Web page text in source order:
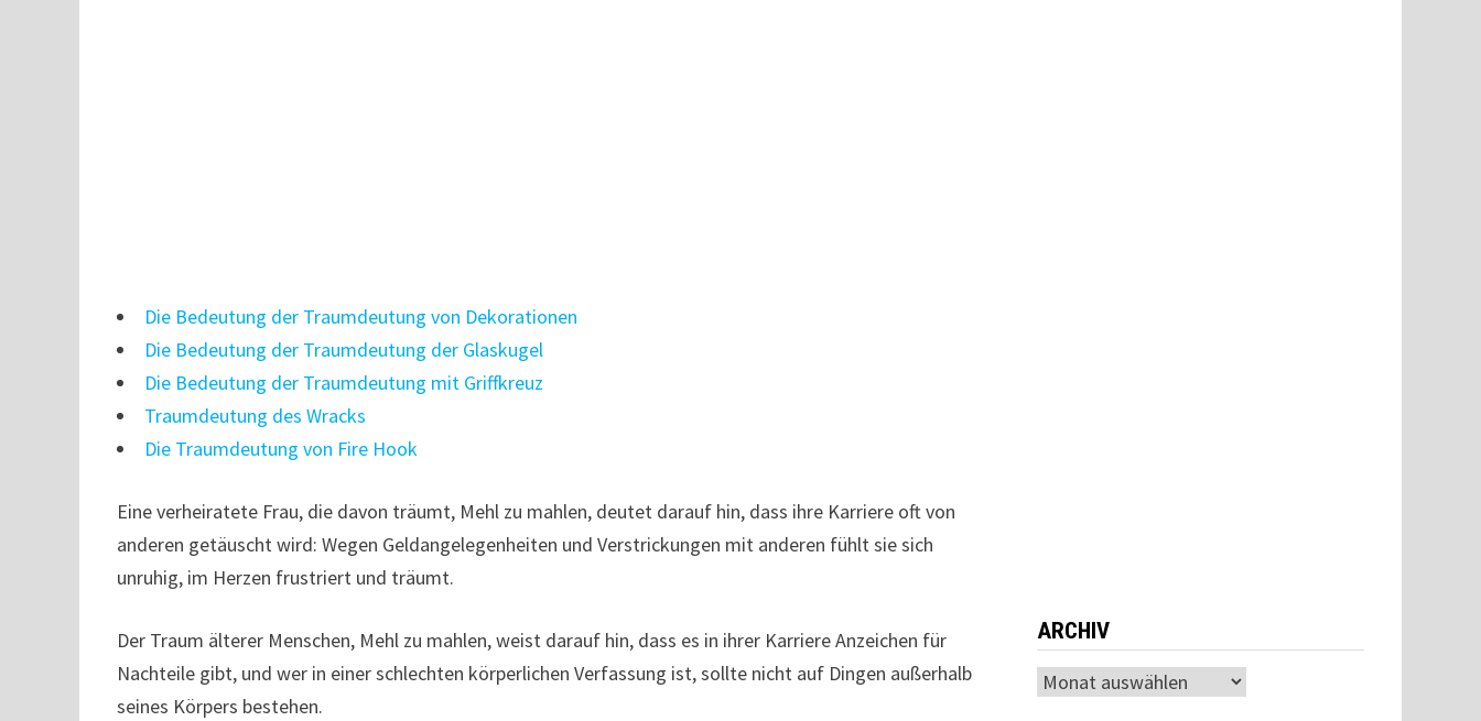
Die Bedeutung der Traumdeutung von Dekorationen
Die Bedeutung der Traumdeutung der Glaskugel
Die Bedeutung der Traumdeutung mit Griffkreuz
Traumdeutung des Wracks
Die Traumdeutung von Fire Hook
Eine verheiratete Frau, die davon träumt, Mehl zu mahlen, deutet darauf hin, dass ihre Karriere oft von
anderen getäuscht wird: Wegen Geldangelegenheiten und Verstrickungen mit anderen fühlt sie sich
unruhig, im Herzen frustriert und träumt.
Der Traum älterer Menschen, Mehl zu mahlen, weist darauf hin, dass es in ihrer Karriere Anzeichen für
Nachteile gibt, und wer in einer schlechten körperlichen Verfassung ist, sollte nicht auf Dingen außerhalb
seines Körpers bestehen.
ARCHIV
Archiv